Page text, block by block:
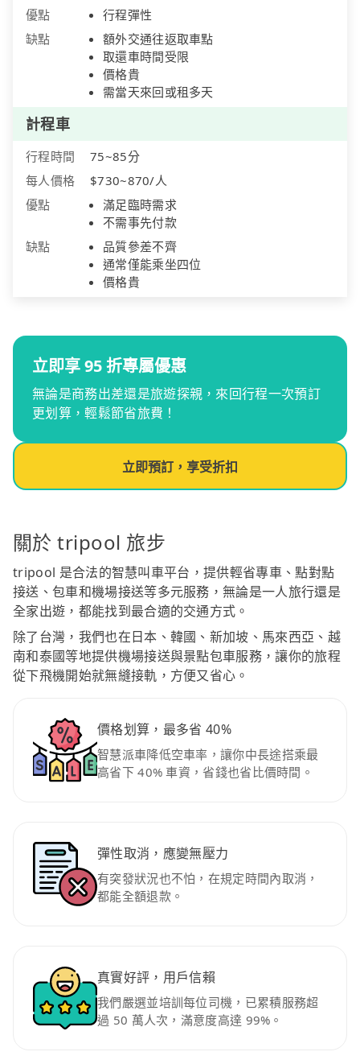
優點
行程彈性
缺點
額外交通往返取車點
取還車時間受限
價格貴
需當天來回或租多天
計程車
行程時間
75~85分
每人價格
$730~870/人
優點
滿足臨時需求
不需事先付款
缺點
品質參差不齊
通常僅能乘坐四位
價格貴
立即享 95 折專屬優惠
無論是商務出差還是旅遊探親，來回行程一次預訂
更划算，輕鬆節省旅費！
立即預訂，享受折扣
關於 tripool 旅步
tripool 是合法的智慧叫車平台，提供輕省專車、點對點
接送、包車和機場接送等多元服務，無論是一人旅行還是
全家出遊，都能找到最合適的交通方式。
除了台灣，我們也在日本、韓國、新加坡、馬來西亞、越
南和泰國等地提供機場接送與景點包車服務，讓你的旅程
從下飛機開始就無縫接軌，方便又省心。
價格划算，最多省 40%
智慧派車降低空車率，讓你中長途搭乘最
高省下 40% 車資，省錢也省比價時間。
彈性取消，應變無壓力
有突發狀況也不怕，在規定時間內取消，
都能全額退款。
真實好評，用戶信賴
我們嚴選並培訓每位司機，已累積服務超
過 50 萬人次，滿意度高達 99%。